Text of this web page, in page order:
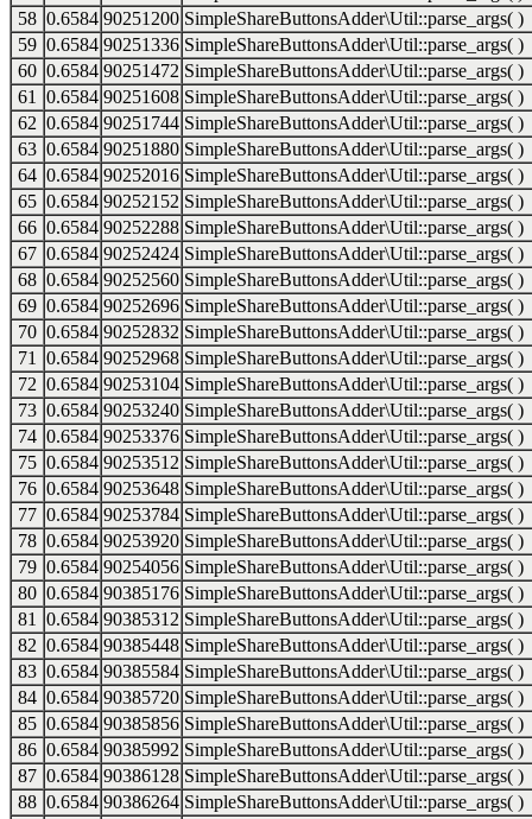
58 0.6584 90251200 SimpleShareButtonsAdder\Util::parse_args( )
59 0.6584 90251336 SimpleShareButtonsAdder\Util::parse_args( )
60 0.6584 90251472 SimpleShareButtonsAdder\Util::parse_args( )
61
0.6584 90251608 SimpleShareButtonsAdder\Util::parse_args( )
62 0.6584 90251744 SimpleShareButtonsAdder\Util::parse_args( )
63 0.6584 90251880 SimpleShareButtonsAdder\Util::parse_args( )
64 0.6584 90252016 SimpleShareButtonsAdder\Util::parse_args( )
65 0.6584 90252152 SimpleShareButtonsAdder\Util::parse_args( )
66 0.6584 90252288 SimpleShareButtonsAdder\Util::parse_args( )
67 0.6584 90252424 SimpleShareButtonsAdder\Util::parse_args( )
68 0.6584 90252560 SimpleShareButtonsAdder\Util::parse_args( )
69 0.6584 90252696 SimpleShareButtonsAdder\Util::parse_args( )
70 0.6584 90252832 SimpleShareButtonsAdder\Util::parse_args( )
71
0.6584 90252968 SimpleShareButtonsAdder\Util::parse_args( )
72 0.6584 90253104 SimpleShareButtonsAdder\Util::parse_args( )
73 0.6584 90253240 SimpleShareButtonsAdder\Util::parse_args( )
74 0.6584 90253376 SimpleShareButtonsAdder\Util::parse_args( )
75 0.6584 90253512 SimpleShareButtonsAdder\Util::parse_args( )
76 0.6584 90253648 SimpleShareButtonsAdder\Util::parse_args( )
77 0.6584 90253784 SimpleShareButtonsAdder\Util::parse_args( )
78 0.6584 90253920 SimpleShareButtonsAdder\Util::parse_args( )
79 0.6584 90254056 SimpleShareButtonsAdder\Util::parse_args( )
80 0.6584 90385176 SimpleShareButtonsAdder\Util::parse_args( )
81
0.6584 90385312 SimpleShareButtonsAdder\Util::parse_args( )
82 0.6584 90385448 SimpleShareButtonsAdder\Util::parse_args( )
83 0.6584 90385584 SimpleShareButtonsAdder\Util::parse_args( )
84 0.6584 90385720 SimpleShareButtonsAdder\Util::parse_args( )
85 0.6584 90385856 SimpleShareButtonsAdder\Util::parse_args( )
86 0.6584 90385992 SimpleShareButtonsAdder\Util::parse_args( )
87 0.6584 90386128 SimpleShareButtonsAdder\Util::parse_args( )
88 0.6584 90386264 SimpleShareButtonsAdder\Util::parse_args( )